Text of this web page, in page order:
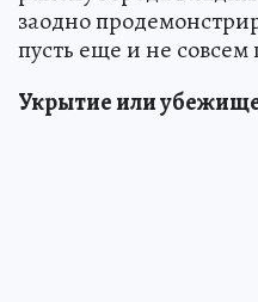
заодно
пусть еще и не совсем
Укрытие или